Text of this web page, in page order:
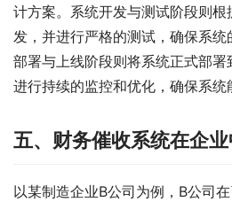
计方案。系统开发与测试阶段则
发，并进行严格的测试，确保系
部署与上线阶段则将系统正式部
进行持续的监控和优化，确保系统
五、财务催收系统在企
以某制造企业B公司为例，B公司